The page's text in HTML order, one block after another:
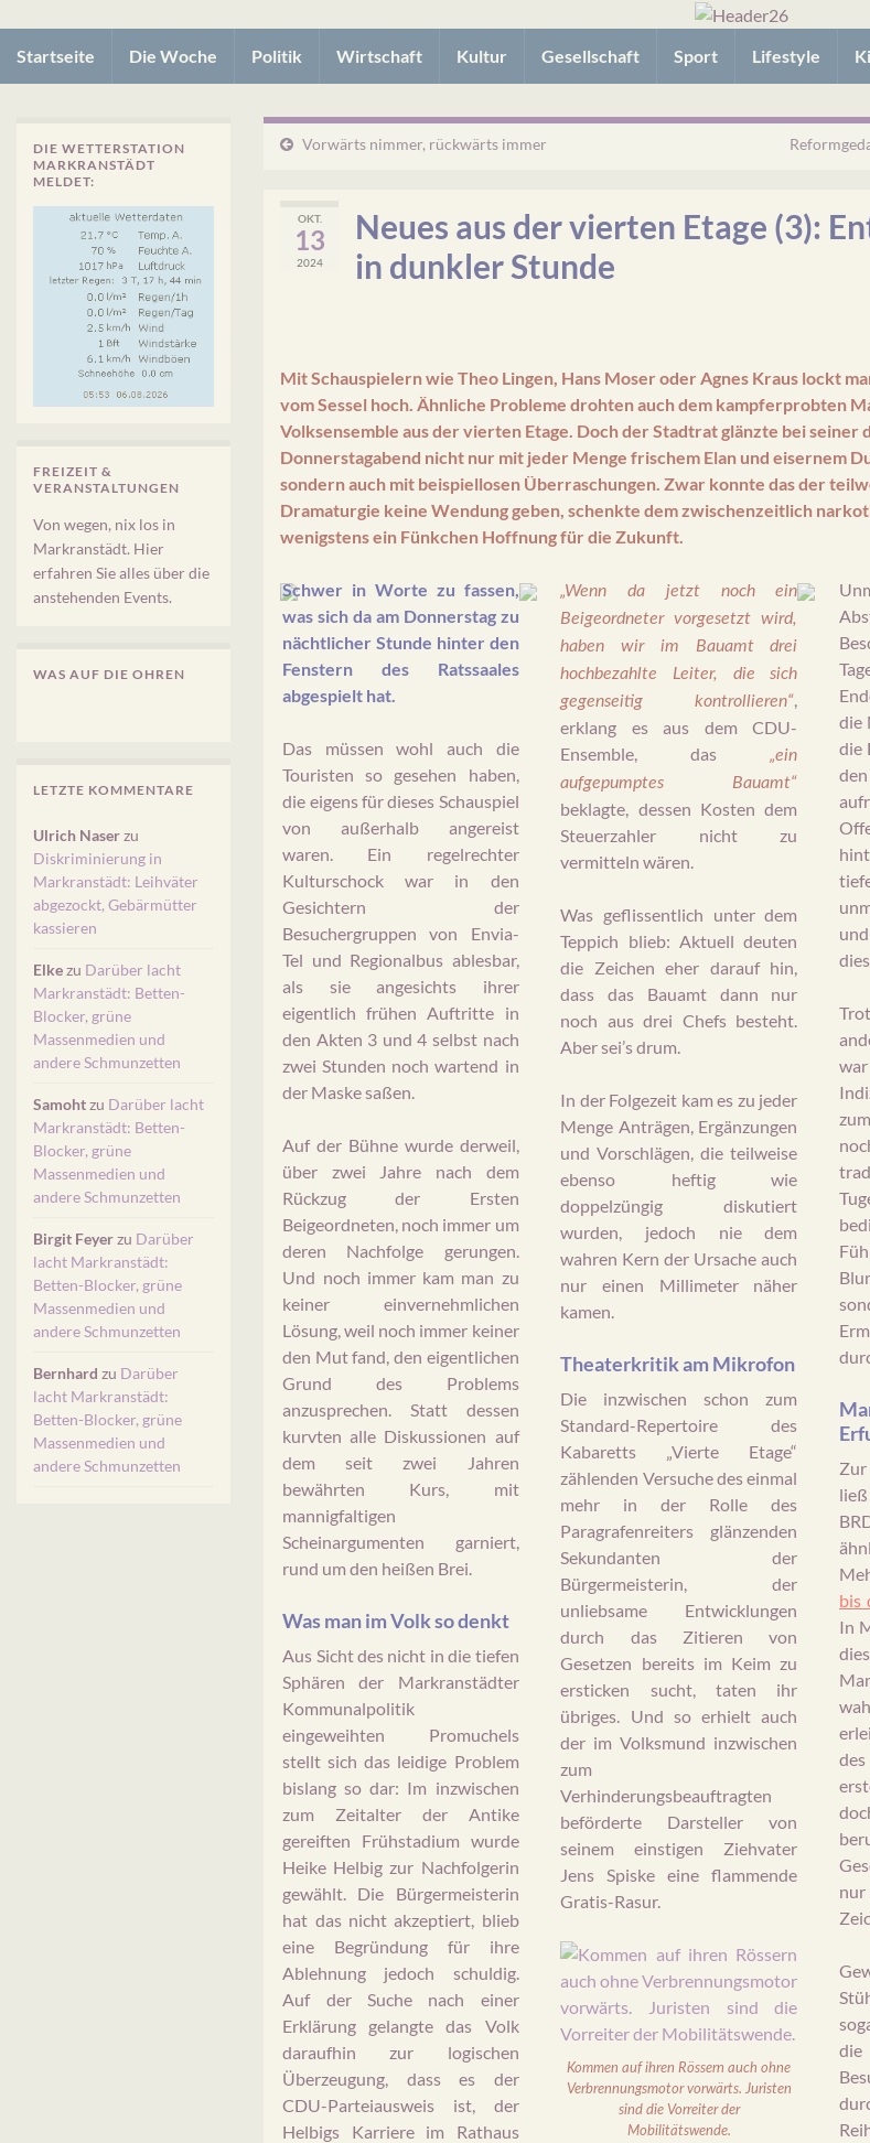
Startseite Die Woche Politik Wirtschaft Kultur Gesellschaft Sport Lifestyle
Vorwärts nimmer, rückwärts immer
OKT.
13
2024
Neues aus der vierten Etage (3):
in dunkler Stunde
Mit Schauspielern wie Theo Lingen, Hans Moser oder Agnes Kraus lockt
vom Sessel hoch. Ähnliche Probleme drohten auch dem kampferprobten
Volksensemble aus der vierten Etage. Doch der Stadtrat glänzte bei seiner
Donnerstagabend nicht nur mit jeder Menge frischem Elan und eisernem
sondern auch mit beispiellosen Überraschungen. Zwar konnte das der
Dramaturgie keine Wendung geben, schenkte dem zwischenzeitlich
wenigstens ein Fünkchen Hoffnung für die Zukunft.
Schwer in Worte zu fassen,
was sich da am Donnerstag zu
nächtlicher Stunde hinter den
Fenstern des Ratssaales
abgespielt hat.
Das müssen wohl auch die
Touristen so gesehen haben,
die eigens für dieses Schauspiel
von außerhalb angereist
waren. Ein regelrechter
Kulturschock war in den
Gesichtern der
Besuchergruppen von Envia-
Tel und Regionalbus ablesbar,
als sie angesichts ihrer
eigentlich frühen Auftritte in
den Akten 3 und 4 selbst nach
zwei Stunden noch wartend in
der Maske saßen.
Auf der Bühne wurde derweil,
über zwei Jahre nach dem
Rückzug der Ersten
Beigeordneten, noch immer um
deren Nachfolge gerungen.
Und noch immer kam man zu
keiner einvernehmlichen
Lösung, weil noch immer keiner
den Mut fand, den eigentlichen
Grund des Problems
anzusprechen. Statt dessen
kurvten alle Diskussionen auf
dem seit zwei Jahren
bewährten Kurs, mit
mannigfaltigen
Scheinargumenten garniert,
rund um den heißen Brei.
Was man im Volk so denkt
Aus Sicht des nicht in die tiefen
Sphären der Markranstädter
Kommunalpolitik
eingeweihten Promuchels
stellt sich das leidige Problem
bislang so dar: Im inzwischen
zum Zeitalter der Antike
gereiften Frühstadium wurde
Heike Helbig zur Nachfolgerin
gewählt. Die Bürgermeisterin
hat das nicht akzeptiert, blieb
eine Begründung für ihre
Ablehnung jedoch schuldig.
Auf der Suche nach einer
Erklärung gelangte das Volk
daraufhin zur logischen
Überzeugung, dass es der
CDU-Parteiausweis ist, der
Helbigs Karriere im Rathaus
„Wenn da jetzt noch ein
Beigeordneter vorgesetzt wird,
haben wir im Bauamt drei
hochbezahlte Leiter, die sich
gegenseitig kontrollieren“,
erklang es aus dem CDU-
Ensemble, das„ein
aufgepumptes Bauamt“
beklagte, dessen Kosten dem
Steuerzahler nicht zu
vermitteln wären.
Was geflissentlich unter dem
Teppich blieb: Aktuell deuten
die Zeichen eher darauf hin,
dass das Bauamt dann nur
noch aus drei Chefs besteht.
Aber sei’s drum.
In der Folgezeit kam es zu jeder
Menge Anträgen, Ergänzungen
und Vorschlägen, die teilweise
ebenso heftig wie
doppelzüngig diskutiert
wurden, jedoch nie dem
wahren Kern der Ursache auch
nur einen Millimeter näher
kamen.
Theaterkritik am Mikrofon
Die inzwischen schon zum
Standard-Repertoire des
Kabaretts „Vierte Etage“
zählenden Versuche des einmal
mehr in der Rolle des
Paragrafenreiters glänzenden
Sekundanten der
Bürgermeisterin, der
unliebsame Entwicklungen
durch das Zitieren von
Gesetzen bereits im Keim zu
ersticken sucht, taten ihr
übriges. Und so erhielt auch
der im Volksmund inzwischen
zum
Verhinderungsbeauftragten
beförderte Darsteller von
seinem einstigen Ziehvater
Jens Spiske eine flammende
Gratis-Rasur.
Kommen auf ihren Rössern auch ohne
Verbrennungsmotor vorwärts. Juristen
sind die Vorreiter der
Mobilitätswende.
die
die
bis
In
nur
die
DIE WETTERSTATION
MARKRANSTÄDT
MELDET:
FREIZEIT &
VERANSTALTUNGEN
Von wegen, nix los in
Markranstädt. Hier
erfahren Sie alles über die
anstehenden Events.
WAS AUF DIE OHREN
LETZTE KOMMENTARE
Ulrich Naserzu
Diskriminierung in
Markranstädt: Leihväter
abgezockt, Gebärmütter
kassieren
Elkezu Darüber lacht
Markranstädt: Betten-
Blocker, grüne
Massenmedien und
andere Schmunzetten
Samohtzu Darüber lacht
Markranstädt: Betten-
Blocker, grüne
Massenmedien und
andere Schmunzetten
Birgit Feyerzu Darüber
lacht Markranstädt:
Betten-Blocker, grüne
Massenmedien und
andere Schmunzetten
Bernhard zu Darüber
lacht Markranstädt:
Betten-Blocker, grüne
Massenmedien und
andere Schmunzetten